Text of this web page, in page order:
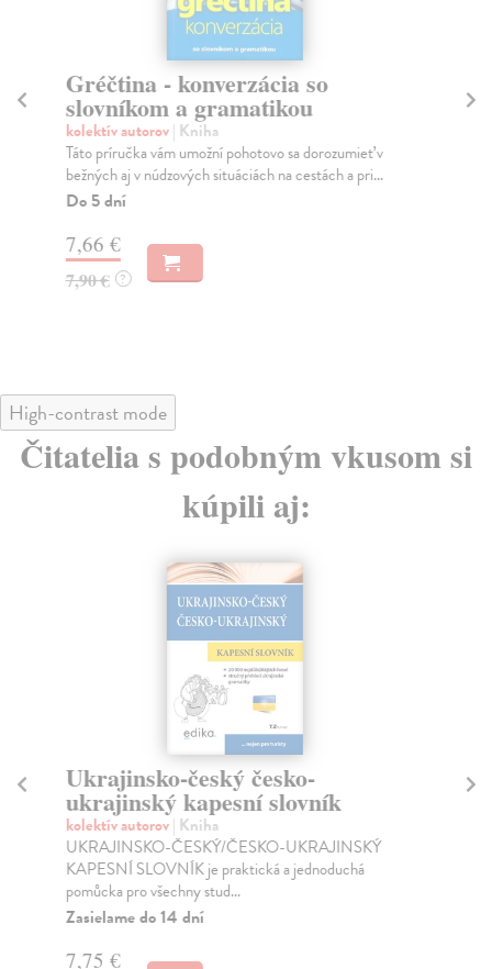
Gréčtina - konverzácia so
slovníkom a gramatikou
kolektív autorov| Kniha
Táto príručka vám umožní pohotovo sa dorozumieť v
bežných aj v núdzových situáciách na cestách a pri...
Do 5 dní
7,66 €
7,90 € ?
High-contrast mode
Čitatelia s podobným vkusom si
kúpili aj:
Ukrajinsko-český česko-
ukrajinský kapesní slovník
kolektív autorov| Kniha
UKRAJINSKO-ČESKÝ/ČESKO-UKRAJINSKÝ
KAPESNÍ SLOVNÍK je praktická a jednoduchá
pomůcka pro všechny stud...
Zasielame do 14 dní
7,75 €